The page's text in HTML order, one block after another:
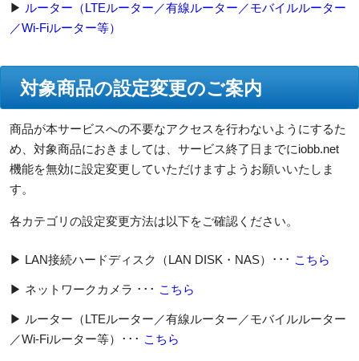
▶ ルーター（LTEルーター／有線ルーター／モバイルルーター
／Wi-Fiルーター等）
対象商品の設定変更のご案内
商品が本サービスへの不要なアクセスを行わないようにするた
め、対象商品におきましては、サービス終了日までにiobb.net
機能を無効に設定変更していただけますようお願いいたしま
す。
各カテゴリの設定変更方法は以下をご確認ください。
▶ LAN接続ハードディスク（LAN DISK・NAS）･･･ こちら
▶ ネットワークカメラ ･･･ こちら
▶ ルーター（LTEルーター／有線ルーター／モバイルルーター
／Wi-Fiルーター等）･･･ こちら